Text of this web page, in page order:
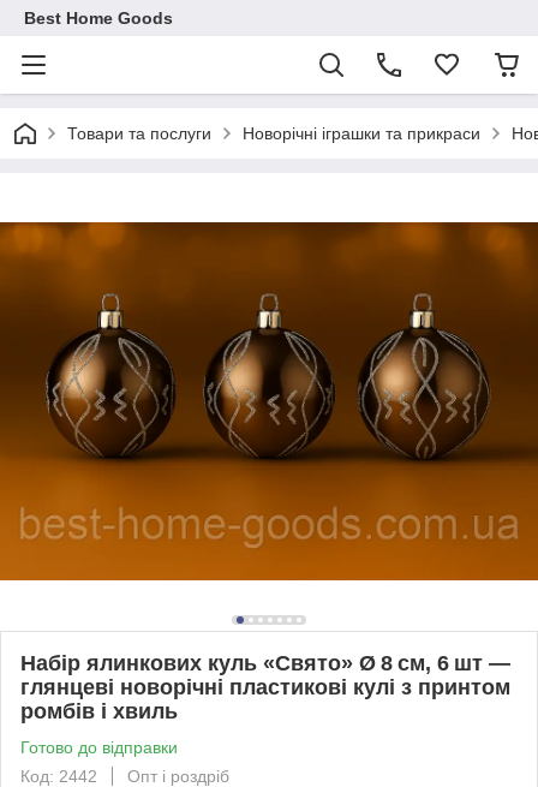
Best Home Goods
Товари та послуги Новорічні іграшки та прикраси
Набір ялинкових куль «Свято» Ø 8 см, 6 шт —
глянцеві новорічні пластикові кулі з принтом
ромбів і хвиль
Готово до відправки
Код: 2442
Опт і роздріб